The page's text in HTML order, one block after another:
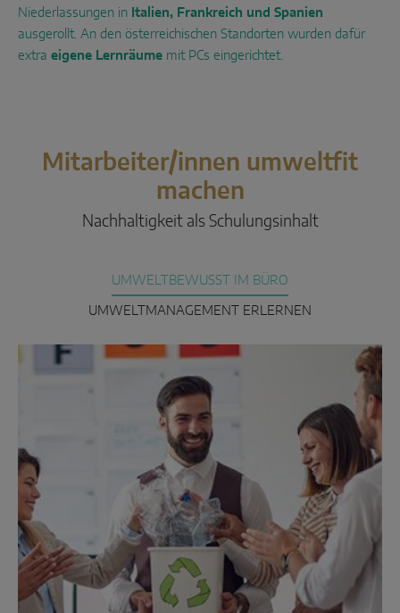
Niederlassungen in Italien, Frankreich und Spanien
ausgerollt. An den österreichischen Standorten wurden dafür
extra eigene Lernräume mit PCs eingerichtet.
Mitarbeiter/innen umweltfit
machen
Nachhaltigkeit als Schulungsinhalt
UMWELTBEWUSST IM BÜRO
UMWELTMANAGEMENT ERLERNEN